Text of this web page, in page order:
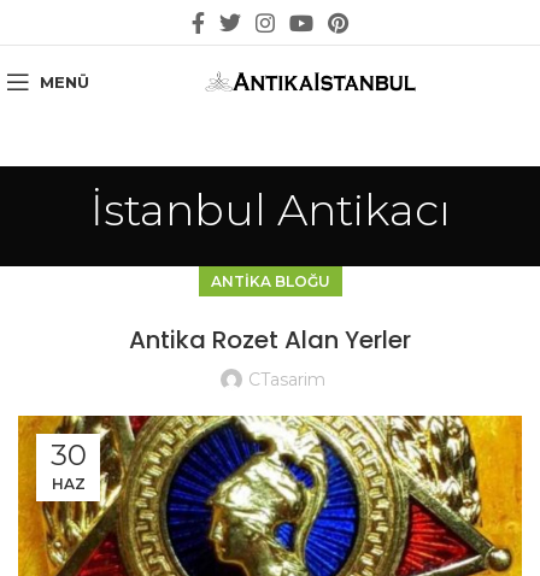
MENÜ
İstanbul Antikacı
ANTIKA BLOĞU
Antika Rozet Alan Yerler
CTasarim
30
HAZ